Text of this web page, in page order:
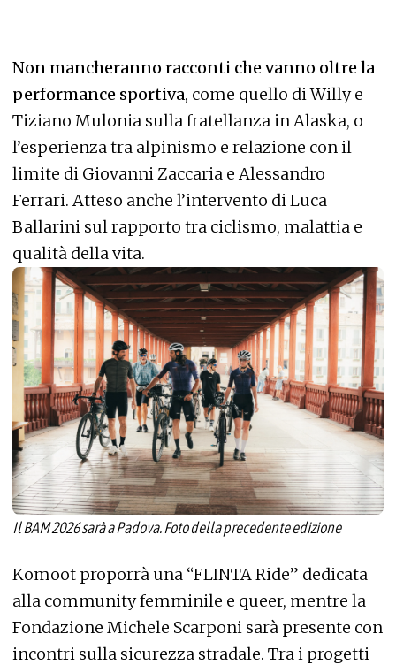
Non mancheranno racconti che vanno oltre la
performance sportiva, come quello di Willy e
Tiziano Mulonia sulla fratellanza in Alaska, o
l’esperienza tra alpinismo e relazione con il
limite di Giovanni Zaccaria e Alessandro
Ferrari. Atteso anche l’intervento di Luca
Ballarini sul rapporto tra ciclismo, malattia e
qualità della vita.
Il BAM 2026 sarà a Padova. Foto della precedente edizione
Komoot proporrà una “FLINTA Ride” dedicata
alla community femminile e queer, mentre la
Fondazione Michele Scarponi sarà presente con
incontri sulla sicurezza stradale. Tra i progetti